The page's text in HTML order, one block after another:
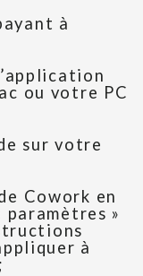
à
ou votre PC
sur votre
Cowork en
»
à